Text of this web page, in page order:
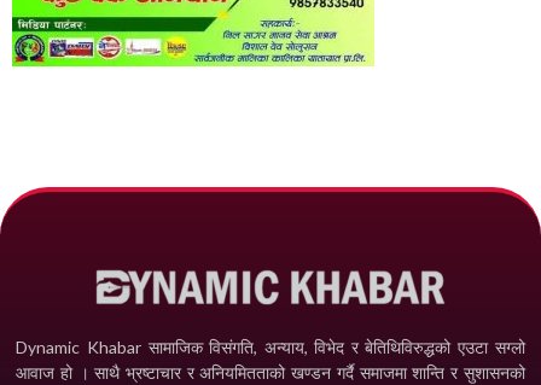
Dynamic Khabar सामाजिक विसंगति, अन्याय, विभेद­ र बेतिथिविरुद्धको एउटा सग्लो
आवाज हो । साथै भ्रष्टाचार र अनियमितताको खण्डन गर्दै समाजमा शान्ति र सुशासनको